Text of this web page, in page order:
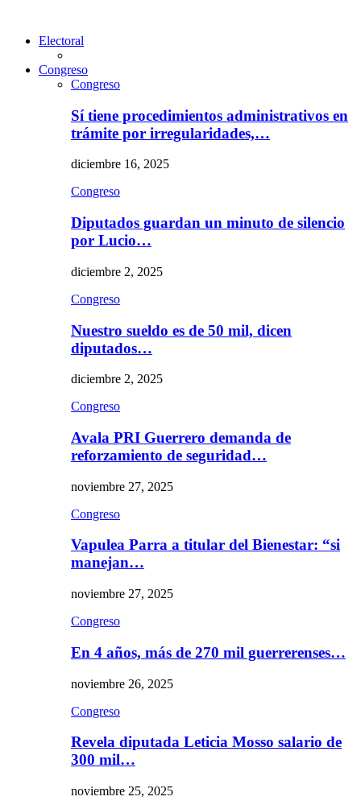
Electoral
Congreso
Congreso
Sí tiene procedimientos administrativos en
trámite por irregularidades,…
diciembre 16, 2025
Congreso
Diputados guardan un minuto de silencio
por Lucio…
diciembre 2, 2025
Congreso
Nuestro sueldo es de 50 mil, dicen
diputados…
diciembre 2, 2025
Congreso
Avala PRI Guerrero demanda de
reforzamiento de seguridad…
noviembre 27, 2025
Congreso
Vapulea Parra a titular del Bienestar: “si
manejan…
noviembre 27, 2025
Congreso
En 4 años, más de 270 mil guerrerenses…
noviembre 26, 2025
Congreso
Revela diputada Leticia Mosso salario de
300 mil…
noviembre 25, 2025